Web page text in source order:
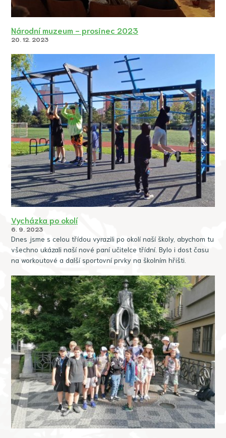
Národní muzeum - prosinec 2023
20. 12. 2023
Vycházka po okolí
6. 9. 2023
Dnes jsme s celou třídou vyrazili po okolí naší školy, abychom tu
všechno ukázali naší nové paní učitelce třídní. Bylo i dost času
na workoutové a další sportovní prvky na školním hřišti.